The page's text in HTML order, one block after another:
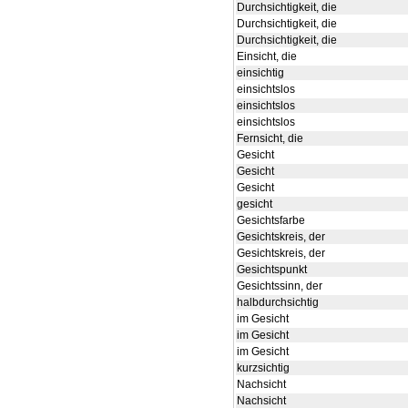
Durchsichtigkeit, die
Durchsichtigkeit, die
Durchsichtigkeit, die
Einsicht, die
einsichtig
einsichtslos
einsichtslos
einsichtslos
Fernsicht, die
Gesicht
Gesicht
Gesicht
gesicht
Gesichtsfarbe
Gesichtskreis, der
Gesichtskreis, der
Gesichtspunkt
Gesichtssinn, der
halbdurchsichtig
im Gesicht
im Gesicht
im Gesicht
kurzsichtig
Nachsicht
Nachsicht